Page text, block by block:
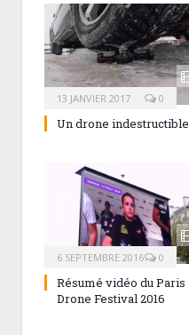
13 JANVIER 2017 0
Un drone indestructible
6 SEPTEMBRE 2016 0
Résumé vidéo du Paris
Drone Festival 2016